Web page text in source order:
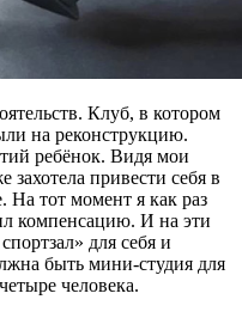
Клуб, в котором
на реконструкцию.
ребёнок. Видя мои
привести себя в
На тот момент я как раз
компенсацию. И на эти
для себя и
быть мини-студия для
человека.